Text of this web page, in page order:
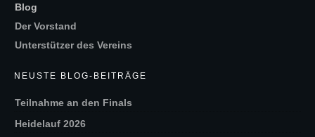
Blog
Der Vorstand
Unterstützer des Vereins
NEUSTE BLOG-BEITRÄGE
Teilnahme an den Finals
Heidelauf 2026